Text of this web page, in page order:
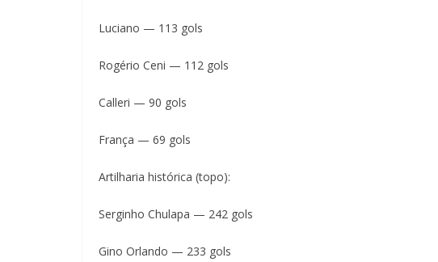
Luciano — 113 gols
Rogério Ceni — 112 gols
Calleri — 90 gols
França — 69 gols
Artilharia histórica (topo):
Serginho Chulapa — 242 gols
Gino Orlando — 233 gols